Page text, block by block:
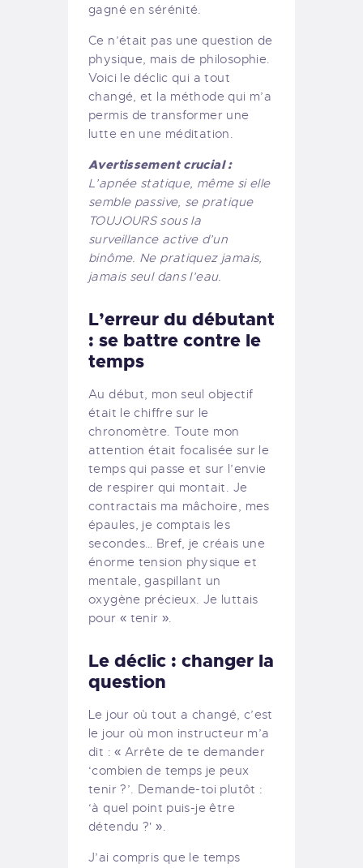
gagné en sérénité.
Ce n’était pas une question de
physique, mais de philosophie.
Voici le déclic qui a tout
changé, et la méthode qui m’a
permis de transformer une
lutte en une méditation.
Avertissement crucial :
L’apnée statique, même si elle
semble passive, se pratique
TOUJOURS sous la
surveillance active d’un
binôme. Ne pratiquez jamais,
jamais seul dans l’eau.
L’erreur du débutant
: se battre contre le
temps
Au début, mon seul objectif
était le chiffre sur le
chronomètre. Toute mon
attention était focalisée sur le
temps qui passe et sur l’envie
de respirer qui montait. Je
contractais ma mâchoire, mes
épaules, je comptais les
secondes… Bref, je créais une
énorme tension physique et
mentale, gaspillant un
oxygène précieux. Je luttais
pour « tenir ».
Le déclic : changer la
question
Le jour où tout a changé, c’est
le jour où mon instructeur m’a
dit : « Arrête de te demander
‘combien de temps je peux
tenir ?’. Demande-toi plutôt :
‘à quel point puis-je être
détendu ?' ».
J’ai compris que le temps